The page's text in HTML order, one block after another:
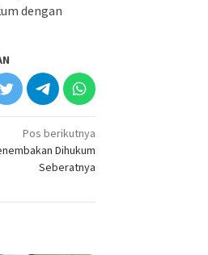
dengan
Pos berikutnya
Dihukum
Seberatnya